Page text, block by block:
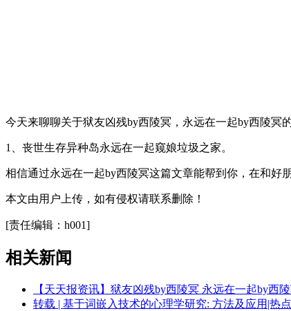
今天来聊聊关于狱友凶残by西陵冥，永远在一起by西陵冥
1、丧世生存异种岛永远在一起窥娘垃圾之家。
相信通过永远在一起by西陵冥这篇文章能帮到你，在和好
本文由用户上传，如有侵权请联系删除！
[责任编辑：h001]
相关新闻
【天天报资讯】狱友凶残by西陵冥 永远在一起by西
转载 | 基于词嵌入技术的心理学研究: 方法及应用|热